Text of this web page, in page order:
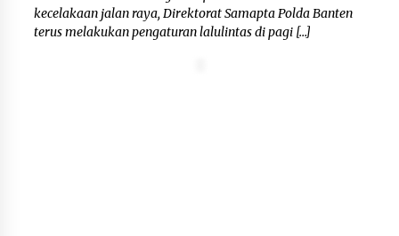
kecelakaan jalan raya, Direktorat Samapta Polda Banten
terus melakukan pengaturan lalulintas di pagi […]